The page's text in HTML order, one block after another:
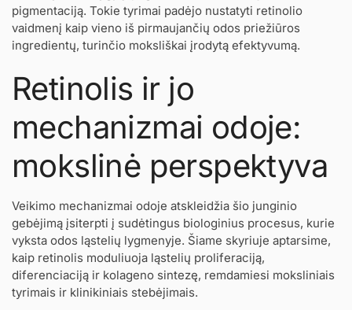
pigmentaciją. Tokie tyrimai padėjo nustatyti retinolio
vaidmenį kaip vieno iš pirmaujančių odos priežiūros
ingredientų, turinčio moksliškai įrodytą efektyvumą.
Retinolis ir jo
mechanizmai odoje:
mokslinė perspektyva
Veikimo mechanizmai odoje atskleidžia šio junginio
gebėjimą įsiterpti į sudėtingus biologinius procesus, kurie
vyksta odos ląstelių lygmenyje. Šiame skyriuje aptarsime,
kaip retinolis moduliuoja ląstelių proliferaciją,
diferenciaciją ir kolageno sintezę, remdamiesi moksliniais
tyrimais ir klinikiniais stebėjimais.